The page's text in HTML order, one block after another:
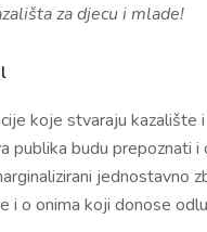
za djecu i mlade!
koje stvaraju
publika budu
jednostavno
o onima koji donose